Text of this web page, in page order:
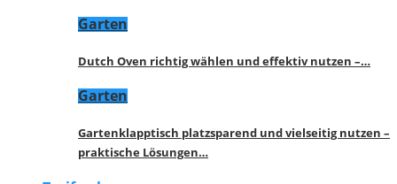
Garten
Dutch Oven richtig wählen und effektiv nutzen –…
Garten
Gartenklapptisch platzsparend und vielseitig nutzen –
praktische Lösungen…